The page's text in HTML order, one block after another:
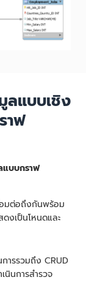
ลแบบเชิง
าฟ
แบบกราฟ
มต่อถึงกันพร้อม
งเป็นโหนดและ
การรวมถึง CRUD
เนินการสำรวจ